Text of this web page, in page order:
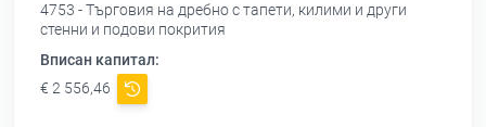
4753 - Търговия на дребно с тапети, килими и други
стенни и подови покрития
Вписан капитал:
€ 2 556,46